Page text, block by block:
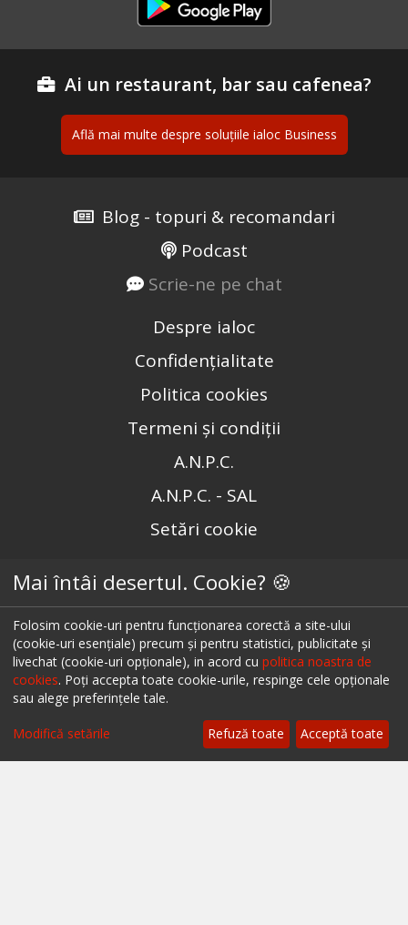
Ai un restaurant, bar sau cafenea?
Află mai multe despre soluțiile ialoc Business
Blog - topuri & recomandari
Podcast
Scrie-ne pe chat
Despre ialoc
Confidențialitate
Politica cookies
Termeni și condiții
A.N.P.C.
A.N.P.C. - SAL
Setări cookie
Restaurante București
Restaurante Cluj
Restaurante Timișoara
Restaurante Brașov
Restaurante Iași
Restaurante Sibiu
Mai întâi desertul. Cookie? 🍪
Folosim cookie-uri pentru funcționarea corectă a site-ului
(cookie-uri esențiale) precum și pentru statistici, publicitate și
livechat (cookie-uri opționale), in acord cu politica noastra de
cookies. Poți accepta toate cookie-urile, respinge cele opționale
sau alege preferințele tale.
Modifică setările Refuză toate Acceptă toate